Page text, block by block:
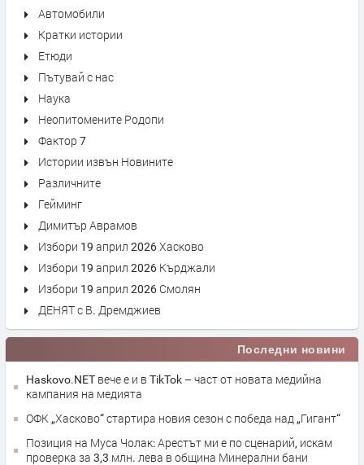
Автомобили
Кратки истории
Етюди
Пътувай с нас
Наука
Неопитомените Родопи
Фактор 7
Истории извън Новините
Различните
Гейминг
Димитър Аврамов
Избори 19 април 2026 Хасково
Избори 19 април 2026 Кърджали
Избори 19 април 2026 Смолян
ДЕНЯТ с В. Дремджиев
Последни новини
Haskovo.NET вече е и в TikTok – част от новата медийна
кампания на медията
ОФК „Хасково“ стартира новия сезон с победа над „Гигант“
Позиция на Муса Чолак: Арестът ми е по сценарий, искам
проверка за 3,3 млн. лева в община Минерални бани